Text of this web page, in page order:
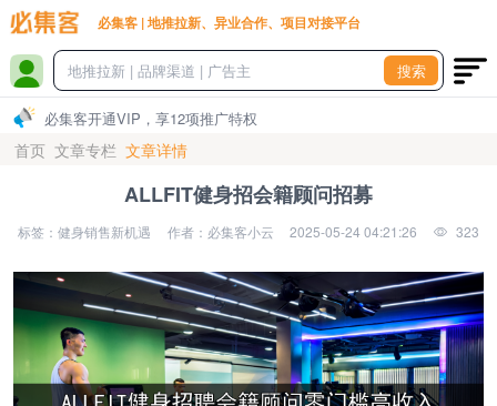
必集客 | 地推拉新、异业合作、项目对接平台
搜索
必集客开通VIP，享12项推广特权
首页 文章专栏 文章详情
ALLFIT健身招会籍顾问招募
标签：健身销售新机遇 作者：必集客小云 2025-05-24 04:21:26 323